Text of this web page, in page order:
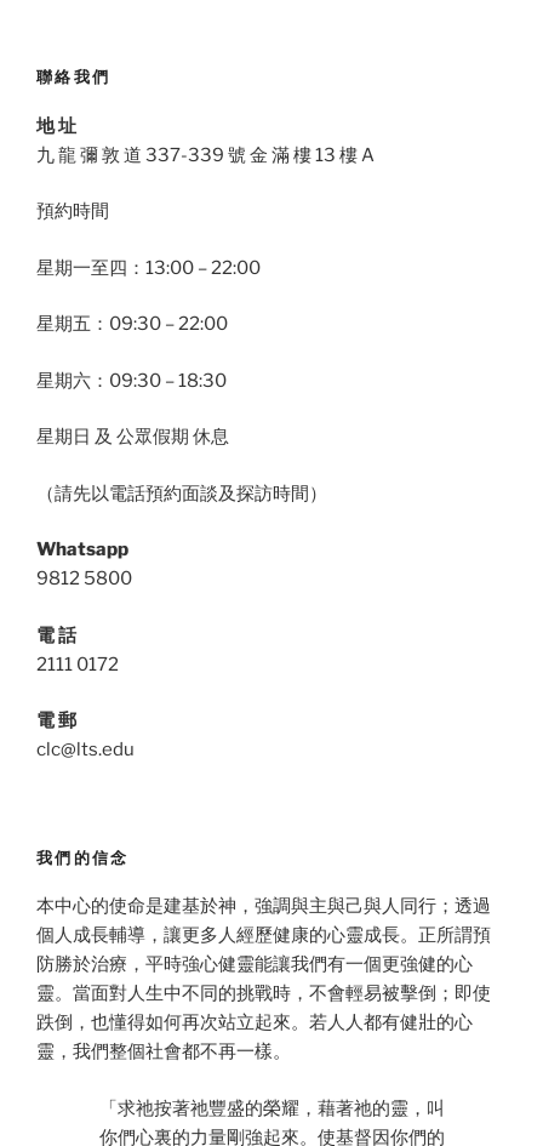
聯絡我們
地 址
九 龍 彌 敦 道 337-339 號 金 滿 樓 13 樓 A
預約時間
星期一至四：13:00 – 22:00
星期五：09:30 – 22:00
星期六：09:30 – 18:30
星期日 及 公眾假期 休息
（請先以電話預約面談及探訪時間）
Whatsapp
9812 5800
電 話
2111 0172
電 郵
clc@lts.edu
我們的信念
本中心的使命是建基於神，強調與主與己與人同行；透過
個人成長輔導，讓更多人經歷健康的心靈成長。正所謂預
防勝於治療，平時強心健靈能讓我們有一個更強健的心
靈。當面對人生中不同的挑戰時，不會輕易被擊倒；即使
跌倒，也懂得如何再次站立起來。若人人都有健壯的心
靈，我們整個社會都不再一樣。
「求祂按著祂豐盛的榮耀，藉著祂的靈，叫
你們心裏的力量剛強起來。使基督因你們的